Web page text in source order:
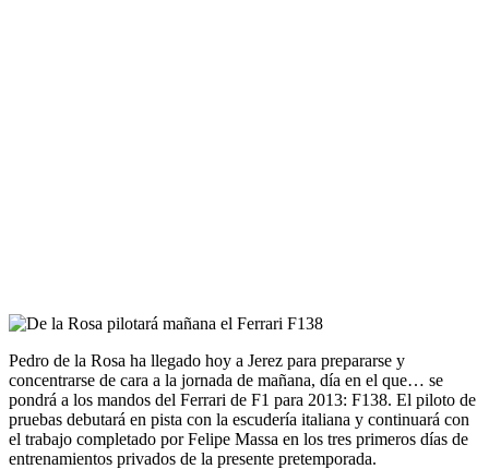
Pedro de la Rosa ha llegado hoy a Jerez para prepararse y
concentrarse de cara a la jornada de mañana, día en el que… se
pondrá a los mandos del Ferrari de F1 para 2013: F138. El piloto de
pruebas debutará en pista con la escudería italiana y continuará con
el trabajo completado por Felipe Massa en los tres primeros días de
entrenamientos privados de la presente pretemporada.